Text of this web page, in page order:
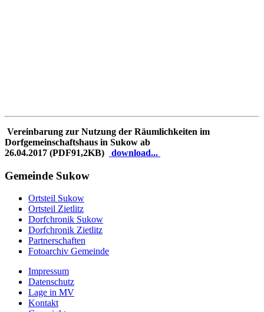
Vereinbarung zur Nutzung der Räumlichkeiten im
Dorfgemeinschaftshaus in Sukow ab
26.04.2017 (PDF91,2KB) download...
Gemeinde Sukow
Ortsteil Sukow
Ortsteil Zietlitz
Dorfchronik Sukow
Dorfchronik Zietlitz
Partnerschaften
Fotoarchiv Gemeinde
Impressum
Datenschutz
Lage in MV
Kontakt